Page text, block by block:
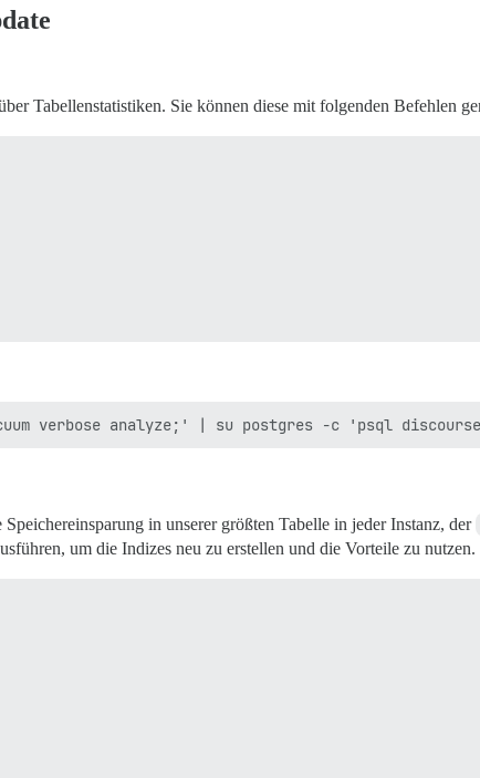
Tabellenstatistiken. Sie können diese mit folgenden Befehlen
in unserer größten Tabelle in jeder Instanz, der
um die Indizes neu zu erstellen und die Vorteile zu nutzen.